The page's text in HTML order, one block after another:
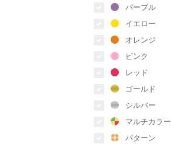
パープル
イエロー
オレンジ
ピンク
レッド
ゴールド
シルバー
マルチカラー
パターン